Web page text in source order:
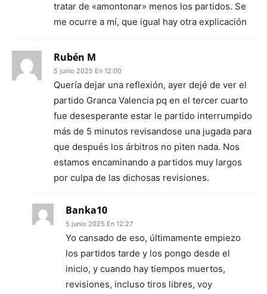
tratar de «amontonar» menos los partidos. Se
me ocurre a mí, que igual hay otra explicación
Rubén M
5 junio 2025 En 12:00
Quería dejar una reflexión, ayer dejé de ver el
partido Granca Valencia pq en el tercer cuarto
fue desesperante estar le partido interrumpido
más de 5 minutos revisandose una jugada para
que después los árbitros no piten nada. Nos
estamos encaminando a partidos muy largos
por culpa de las dichosas revisiones.
Banka10
5 junio 2025 En 12:27
Yo cansado de eso, últimamente empiezo
los partidos tarde y los pongo desde el
inicio, y cuando hay tiempos muertos,
revisiones, incluso tiros libres, voy